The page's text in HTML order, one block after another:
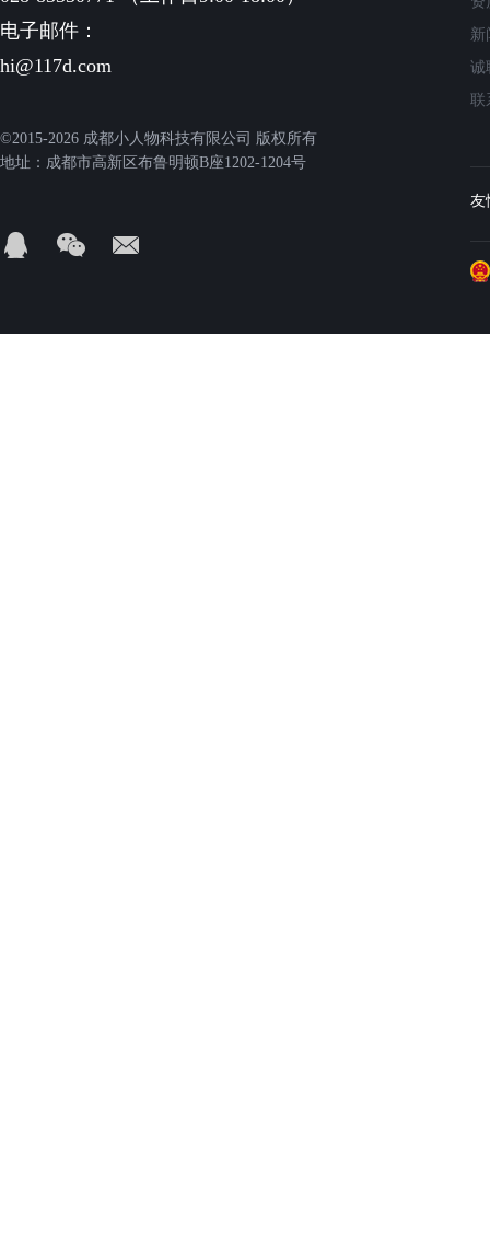
电子邮件：
hi@117d.com
©2015-2026 成都小人物科技有限公司 版权所有
地址：成都市高新区布鲁明顿B座1202-1204号
新
诚
联